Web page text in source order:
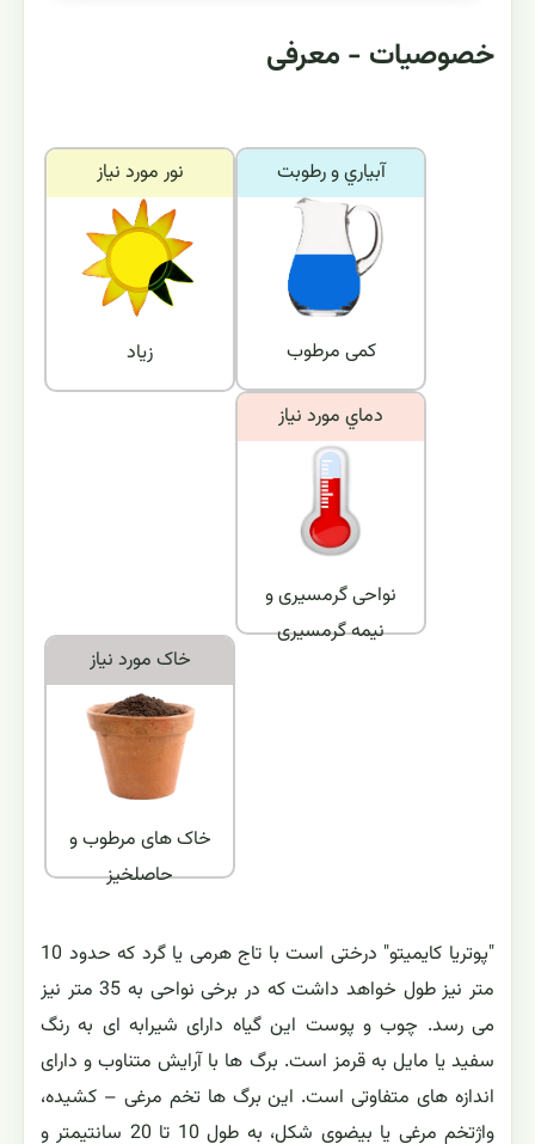
خصوصیات - معرفی
نور مورد نياز
زیاد
آبياري و رطوبت
کمی مرطوب
دماي مورد نياز
نواحی گرمسیری و
نیمه گرمسیری
خاک مورد نياز
خاک های مرطوب و
حاصلخیز
"پوتریا کایمیتو" درختی است با تاج هرمی یا گرد که حدود 10
متر نیز طول خواهد داشت که در برخی نواحی به 35 متر نیز
می رسد. چوب و پوست این گیاه دارای شیرابه ای به رنگ
سفید یا مایل به قرمز است. برگ ها با آرایش متناوب و دارای
اندازه های متفاوتی است. این برگ ها تخم مرغی – کشیده،
واژتخم مرغی یا بیضوی شکل، به طول 10 تا 20 سانتیمتر و